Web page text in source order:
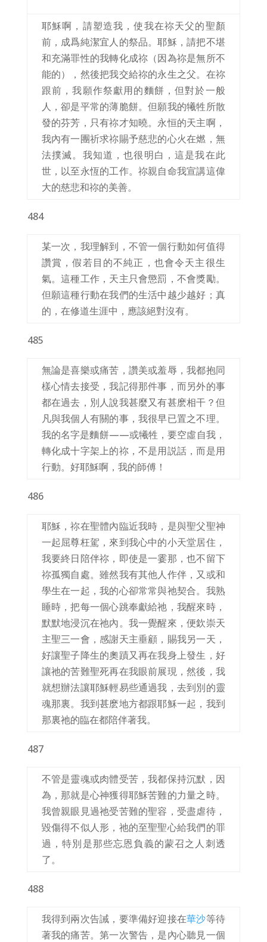
耶穌啊，請塑造我，使我在祢天父的聖顏
前，成爲純潔宜人的祭品。耶穌，請把不堪
和充滿罪性的我轉化成祢（因為祢是無所不
能的），然後把我交給祢的永生之父。在祢
跟前，我願作祭獻用的麵餅，但對於一般
人，卻是平常的薄脆餅。但願我的犧牲所散
發的芬芳，只有祢才知曉。永恒的天主啊，
我內有一團祈求祢賜予慈悲的心火在燃，無
法撲滅。我知道，也很明白，這是我在此
世，以至永恆的工作。祢親自命我宣講這偉
大的慈悲和祢的美善。
484
某一次，我理解到，不管一個行動如何值得
讚賞，假若目的不純正，也會令天主很生
氣。這種工作，天主只會懲罰，不會獎勵。
但願這種行動在我們的生活中越少越好；真
的，在修道生涯中，應該絕對沒有。
485
無論是喜樂或痛苦，讚美或羞辱，我都抱同
樣心情去接受，我記得那件事，而另外的事
都在過去，別人說我甚麼又有甚麽相干？但
凡與我個人有關的事，我很早已置之不理。
我的名字是麵餅——或犧牲，要空虛自我，
轉化成十字架上的祢，不是用説話，而是用
行動。好耶穌啊，我的師傅！
486
耶穌，祢在聖體內臨近我時，是與聖父聖神
一起屈尊枉駕，來到我心中的小天堂居住，
我要終日陪伴祢，即使是一霎那，也不留下
祢孤獨自處。雖然我有其他人作伴，又或和
學生在一起，我的心卻常常與祂契合。我熟
睡時，把每一個心跳奉獻給祂，我醒來時，
默默地浸沉在祂內。我一覺醒來，便欽崇天
主聖三一會，感謝天主垂顧，賜我另一天，
好讓聖子降生的奧蹟又再在我身上發生，好
讓祂的苦難聖死再在我眼前展現，然後，我
就想辦法讓耶穌輕易些通過我，去到別的靈
魂那裏。我到甚麽地方都跟耶穌一起，我到
那裏祂的臨在都陪伴著我。
487
不管是靈魂或肉體受苦，我都保持沉默，因
為，那就是心神獲得耶穌苦難的力量之時。
我曾親眼見過祂受苦難的聖容，受盡虐待，
毀傷得不似人形，祂的至聖聖心給我們的罪
過，特別是那些忘恩負義的蒙召之人刺透
了。
488
我得到兩次告誡，要準備好迎接在華沙等待
著我的痛苦。第一次警告，是內心聽見一個